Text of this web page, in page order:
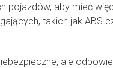
aby mieć
takich jak ABS
ale